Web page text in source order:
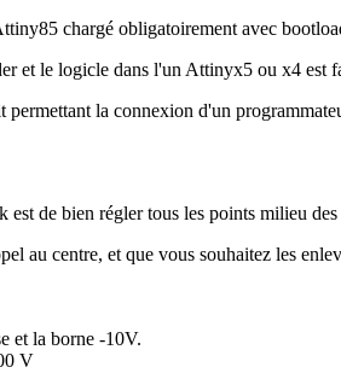
chargé obligatoirement avec
et le logicle dans l'un Attinyx5 ou x4 est
la connexion d'un
de bien régler tous les points milieu des
au centre, et que vous souhaitez les
et la borne -10V.
V